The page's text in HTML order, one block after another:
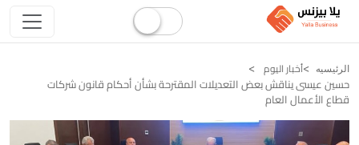
الرئيسيه أخبار اليوم
حسين عيسى يناقش بعض التعديلات المقترحة بشأن أحكام قانون شركات
قطاع الأعمال العام